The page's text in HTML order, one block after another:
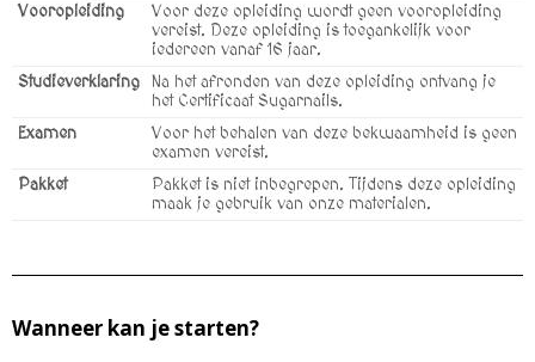
Vooropleiding
Voor deze opleiding wordt geen vooropleiding
vereist. Deze opleiding is toegankelijk voor
iedereen vanaf 16 jaar.
Studieverklaring
Na het afronden van deze opleiding ontvang je
het Certificaat Sugarnails.
Examen
Voor het behalen van deze bekwaamheid is geen
examen vereist.
Pakket
Pakket is niet inbegrepen. Tijdens deze opleiding
maak je gebruik van onze materialen.
Wanneer kan je starten?